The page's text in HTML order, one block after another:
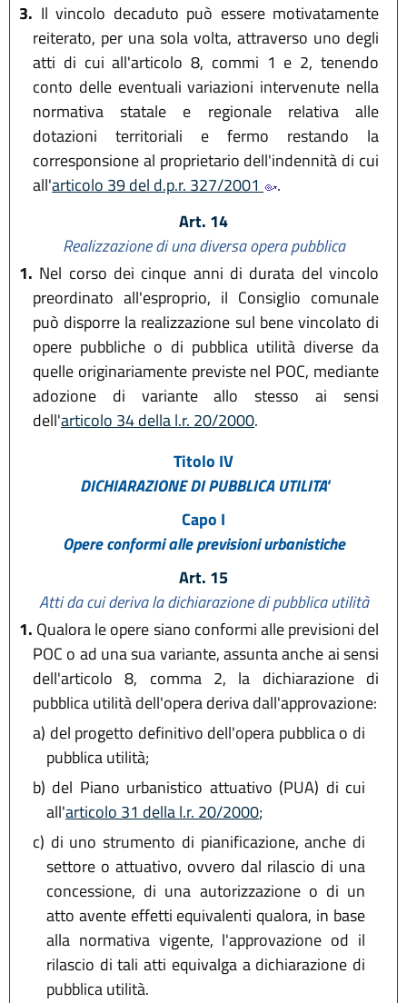
3. Il vincolo decaduto può essere motivatamente
reiterato, per una sola volta, attraverso uno degli
atti di cui all'articolo 8, commi 1 e 2, tenendo
conto delle eventuali variazioni intervenute nella
normativa statale e regionale relativa alle
dotazioni territoriali e fermo restando la
corresponsione al proprietario dell'indennità di cui
all'articolo 39 del d.p.r. 327/2001
.
Art. 14
Realizzazione di una diversa opera pubblica
1. Nel corso dei cinque anni di durata del vincolo
preordinato all'esproprio, il Consiglio comunale
può disporre la realizzazione sul bene vincolato di
opere pubbliche o di pubblica utilità diverse da
quelle originariamente previste nel POC, mediante
adozione di variante allo stesso ai sensi
dell'articolo 34 della l.r. 20/2000.
Titolo IV
DICHIARAZIONE DI PUBBLICA UTILITA'
Capo I
Opere conformi alle previsioni urbanistiche
Art. 15
Atti da cui deriva la dichiarazione di pubblica utilità
1. Qualora le opere siano conformi alle previsioni del
POC o ad una sua variante, assunta anche ai sensi
dell'articolo 8, comma 2, la dichiarazione di
pubblica utilità dell'opera deriva dall'approvazione:
a) del progetto definitivo dell'opera pubblica o di
pubblica utilità;
b) del Piano urbanistico attuativo (PUA) di cui
all'articolo 31 della l.r. 20/2000;
c) di uno strumento di pianificazione, anche di
settore o attuativo, ovvero dal rilascio di una
concessione, di una autorizzazione o di un
atto avente effetti equivalenti qualora, in base
alla normativa vigente, l'approvazione od il
rilascio di tali atti equivalga a dichiarazione di
pubblica utilità.